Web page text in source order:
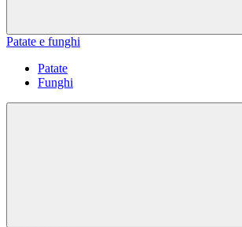
Patate e funghi
Patate
Funghi